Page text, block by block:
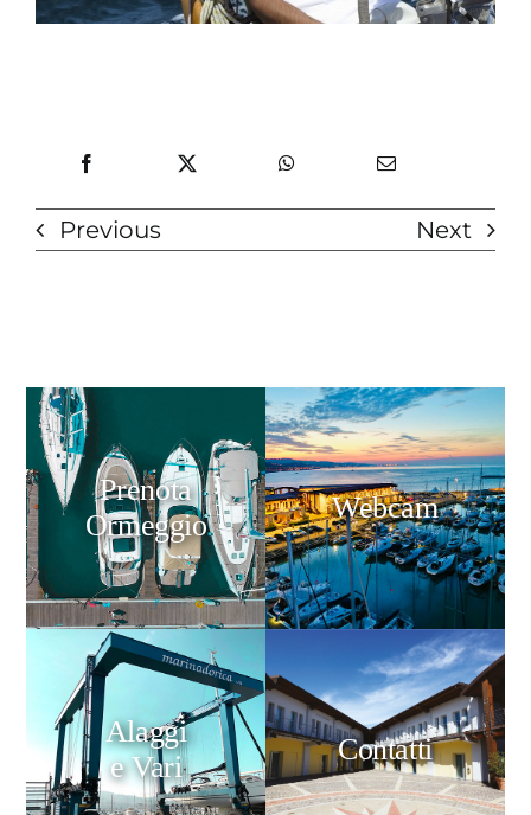
Previous Next
Prenota
Ormeggio
Webcam
Alaggi
e Vari
Contatti